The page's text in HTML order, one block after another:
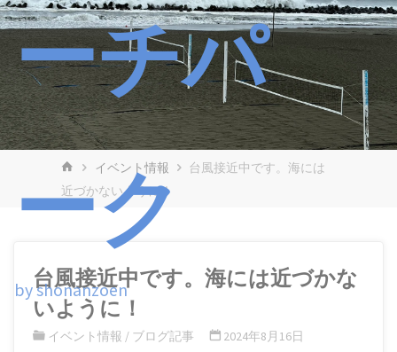
プーチパ
ーク
by shonanzoen
ホ
ー
ム
イベント情報
台風接近中です。海には
近づかないように！
台風接近中です。海には近づかな
いように！
イベント情報 / ブログ記事 2024年8月16日